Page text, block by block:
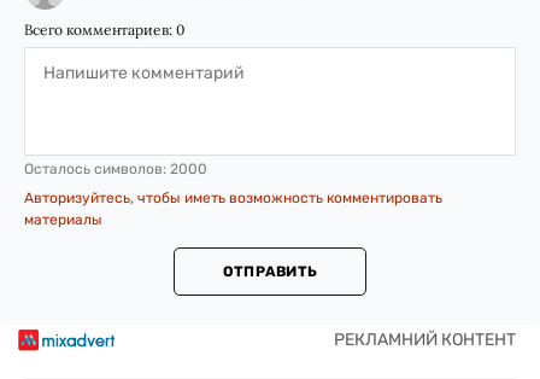
Всего комментариев: 0
Осталось символов: 2000
Авторизуйтесь, чтобы иметь возможность комментировать
материалы
ОТПРАВИТЬ